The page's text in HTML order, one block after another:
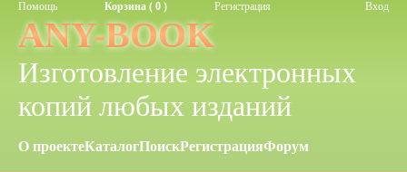
Помощь Корзина ( 0 ) Регистрация Вход
ANY-BOOK
Изготовление электронных
копий любых изданий
О проектеКаталогПоискРегистрацияФорум